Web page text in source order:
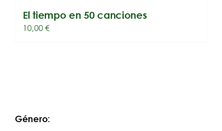
El tiempo en 50 canciones
10,00€
Género: